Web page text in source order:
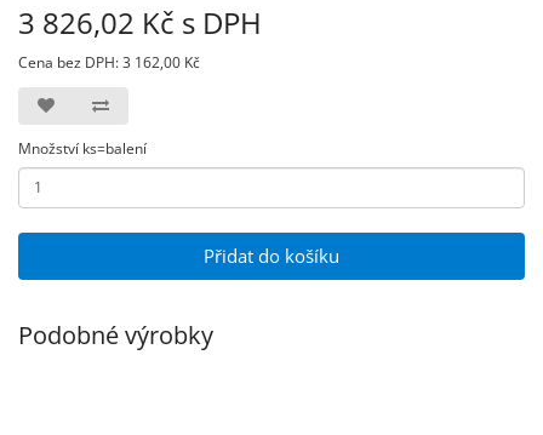
3 826,02 Kč s DPH
Cena bez DPH: 3 162,00 Kč
Množství ks=balení
Přidat do košíku
Podobné výrobky